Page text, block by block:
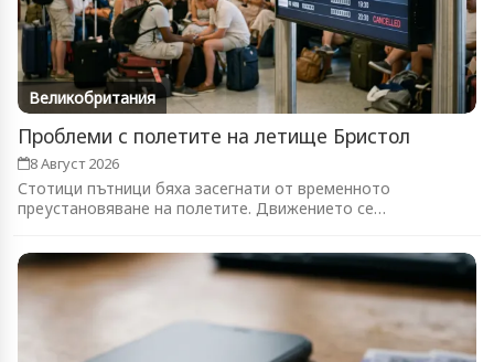
Великобритания
Проблеми с полетите на летище Бристол
8 Август 2026
Стотици пътници бяха засегнати от временното
преустановяване на полетите. Движението се